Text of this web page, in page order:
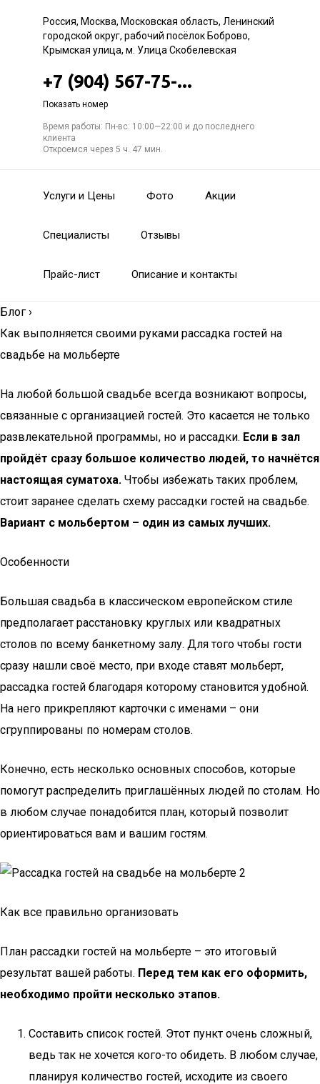
Россия, Москва, Московская область, Ленинский
городской округ, рабочий посёлок Боброво,
Крымская улица, м. Улица Скобелевская
+7 (904) 567-75-...
Показать номер
Время работы: Пн-вс: 10:00—22:00 и до последнего
клиента
Откроемся через 5 ч. 47 мин.
Услуги и Цены Фото Акции
Специалисты Отзывы
Прайс-лист Описание и контакты
Блог ›
Как выполняется своими руками рассадка гостей на
свадьбе на мольберте
На любой большой свадьбе всегда возникают вопросы,
связанные с организацией гостей. Это касается не только
развлекательной программы, но и рассадки. Если в зал
пройдёт сразу большое количество людей, то начнётся
настоящая суматоха. Чтобы избежать таких проблем,
стоит заранее сделать схему рассадки гостей на свадьбе.
Вариант с мольбертом – один из самых лучших.
Особенности
Большая свадьба в классическом европейском стиле
предполагает расстановку круглых или квадратных
столов по всему банкетному залу. Для того чтобы гости
сразу нашли своё место, при входе ставят мольберт,
рассадка гостей благодаря которому становится удобной.
На него прикрепляют карточки с именами – они
сгруппированы по номерам столов.
Конечно, есть несколько основных способов, которые
помогут распределить приглашённых людей по столам. Но
в любом случае понадобится план, который позволит
ориентироваться вам и вашим гостям.
Как все правильно организовать
План рассадки гостей на мольберте – это итоговый
результат вашей работы. Перед тем как его оформить,
необходимо пройти несколько этапов.
Составить список гостей. Этот пункт очень сложный,
ведь так не хочется кого-то обидеть. В любом случае,
планируя количество гостей, исходите из своего